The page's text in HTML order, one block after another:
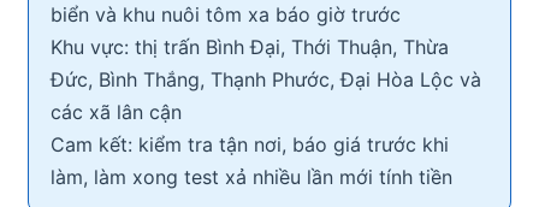
biển và khu nuôi tôm xa báo giờ trước
Khu vực: thị trấn Bình Đại, Thới Thuận, Thừa
Đức, Bình Thắng, Thạnh Phước, Đại Hòa Lộc và
các xã lân cận
Cam kết: kiểm tra tận nơi, báo giá trước khi
làm, làm xong test xả nhiều lần mới tính tiền